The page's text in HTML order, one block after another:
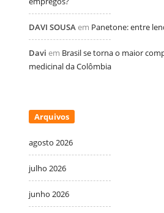
DAVI SOUSA em Panetone: entre
Davi em Brasil se torna o maior
medicinal da Colômbia
Arquivos
agosto 2026
julho 2026
junho 2026